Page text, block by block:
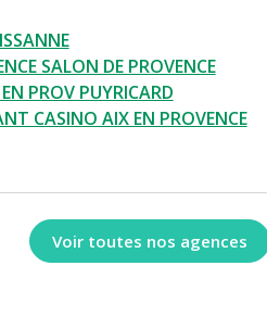
SALON DE PROVENCE
PROV PUYRICARD
CASINO AIX EN PROVENCE
Voir toutes nos agences